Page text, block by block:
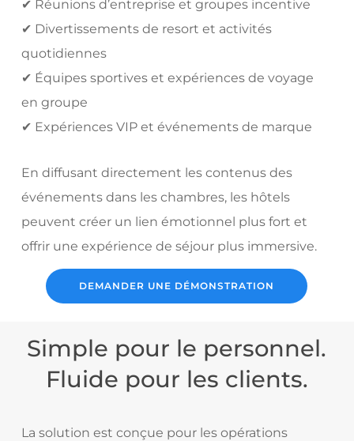
✔ Réunions d’entreprise et groupes incentive
✔ Divertissements de resort et activités
quotidiennes
✔ Équipes sportives et expériences de voyage
en groupe
✔ Expériences VIP et événements de marque
En diffusant directement les contenus des
événements dans les chambres, les hôtels
peuvent créer un lien émotionnel plus fort et
offrir une expérience de séjour plus immersive.
DEMANDER UNE DÉMONSTRATION
Simple pour le personnel.
Fluide pour les clients.
La solution est conçue pour les opérations